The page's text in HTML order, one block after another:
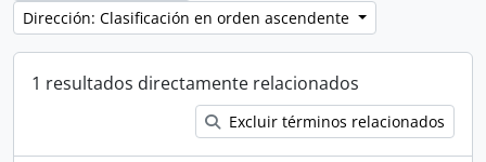
Dirección: Clasificación en orden ascendente
1 resultados directamente relacionados
Excluir términos relacionados